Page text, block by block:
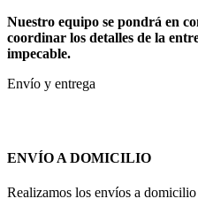
Nuestro equipo se pondrá en
coordinar los detalles de la
impecable.
Envío y entrega
ENVÍO A DOMICILIO
Realizamos los envíos a